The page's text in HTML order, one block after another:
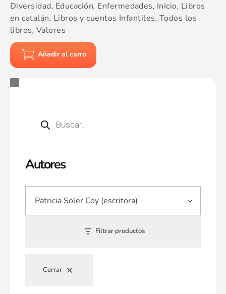
Autores
Filtrar productos
Cerrar
Diversidad, Educación, Enfermedades, Inicio, Libros
en catalán, Libros y cuentos Infantiles, Todos los
libros, Valores
Añadir al carro